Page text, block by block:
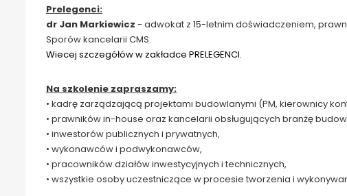
Prelegenci:
dr Jan Markiewicz - adwokat z 15-letnim doświadczeniem,
Sporów kancelarii CMS.
Wiecej szczegółów w zakładce PRELEGENCI.
Na szkolenie zapraszamy:
• kadrę zarządzającą projektami budowlanymi (PM, kierownicy
• prawników in-house oraz kancelarii obsługujących branżę
• inwestorów publicznych i prywatnych,
• wykonawców i podwykonawców,
• pracowników działów inwestycyjnych i technicznych,
• wszystkie osoby uczestniczące w procesie tworzenia i